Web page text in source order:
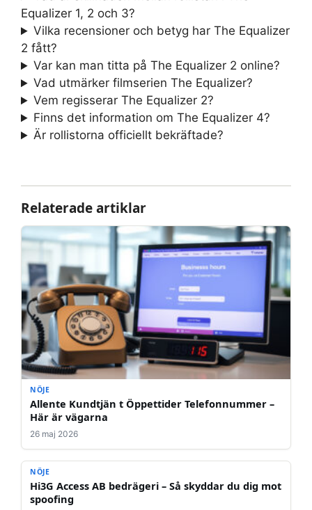
Equalizer 1, 2 och 3?
Vilka recensioner och betyg har The Equalizer
2 fått?
Var kan man titta på The Equalizer 2 online?
Vad utmärker filmserien The Equalizer?
Vem regisserar The Equalizer 2?
Finns det information om The Equalizer 4?
Är rollistorna officiellt bekräftade?
Relaterade artiklar
NÖJE
Allente Kundtjän t Öppettider Telefonnummer –
Här är vägarna
26 maj 2026
NÖJE
Hi3G Access AB bedrägeri – Så skyddar du dig mot
spoofing